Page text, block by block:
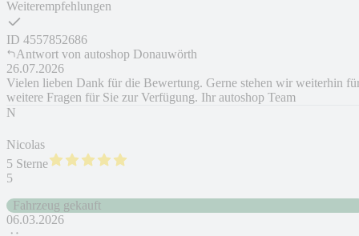
Weiterempfehlungen
ID 4557852686
Antwort von autoshop Donauwörth
26.07.2026
Vielen lieben Dank für die Bewertung. Gerne stehen wir weiterhin
weitere Fragen für Sie zur Verfügung. Ihr autoshop Team
N
Nicolas
5 Sterne
5
Fahrzeug gekauft
06.03.2026